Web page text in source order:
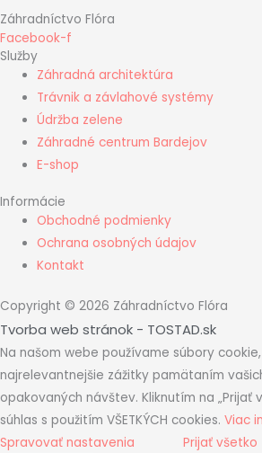
Záhradníctvo Flóra
Facebook-f
Služby
Záhradná architektúra
Trávnik a závlahové systémy
Údržba zelene
Záhradné centrum Bardejov
E-shop
Informácie
Obchodné podmienky
Ochrana osobných údajov
Kontakt
Copyright © 2026 Záhradníctvo Flóra
Tvorba web stránok - TOSTAD.sk
Na našom webe používame súbory
najrelevantnejšie zážitky pamätaním
opakovaných návštev. Kliknutím na „Prijať
súhlas s použitím VŠETKÝCH cookies. Viac
Spravovať nastavenia
Prijať všetko